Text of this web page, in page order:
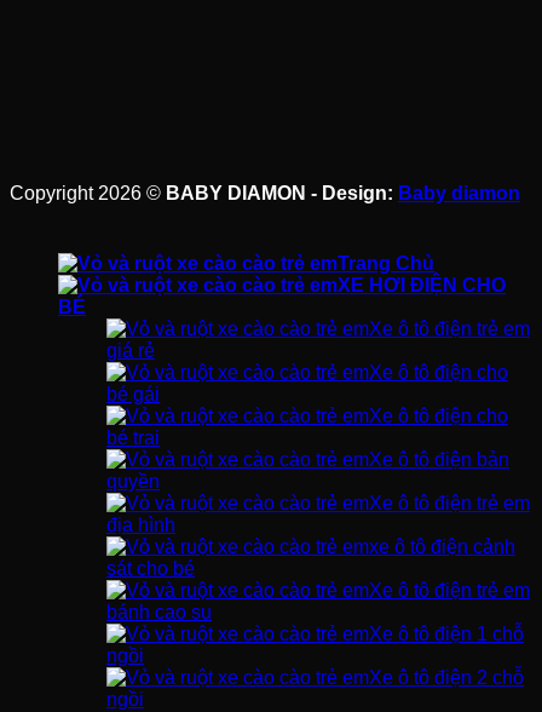
Copyright 2026 © BABY DIAMON - Design: Baby diamon
Trang Chủ
XE HƠI ĐIỆN CHO
BÉ
Xe ô tô điện trẻ em
giá rẻ
Xe ô tô điện cho
bé gái
Xe ô tô điện cho
bé trai
Xe ô tô điện bản
quyền
Xe ô tô điện trẻ em
địa hình
xe ô tô điện cảnh
sát cho bé
Xe ô tô điện trẻ em
bánh cao su
Xe ô tô điện 1 chỗ
ngồi
Xe ô tô điện 2 chỗ
ngồi